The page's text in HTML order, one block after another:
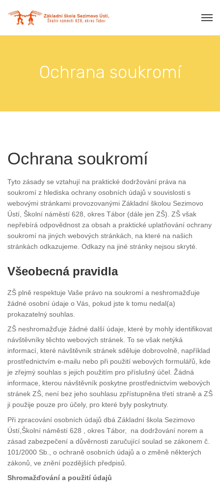
Ochrana soukromí
Ochrana soukromí
Tyto zásady se vztahují na praktické dodržování práva na
soukromí z hlediska ochrany osobních údajů v souvislosti s
webovými stránkami provozovanými Základní školou Sezimovo
Ústí, Školní náměstí 628, okres Tábor (dále jen ZŠ). ZŠ však
nepřebírá odpovědnost za obsah a praktické uplatňování ochrany
soukromí na jiných webových stránkách, na které na našich
stránkách odkazujeme. Odkazy na jiné stránky nejsou skryté.
Všeobecná pravidla
ZŠ plně respektuje Vaše právo na soukromí a neshromažďuje
žádné osobní údaje o Vás, pokud jste k tomu nedal(a)
prokazatelný souhlas.
ZŠ neshromažďuje žádné další údaje, které by mohly identifikovat
návštěvníky těchto webových stránek. To se však netýká
informací, které návštěvník stránek sděluje dobrovolně, například
prostřednictvím e-mailu nebo při použití webových formulářů, kde
je zřejmý souhlas s jejich použitím pro příslušný účel. Žádná
informace, kterou návštěvník poskytne prostřednictvím webových
stránek ZŠ, není bez jeho souhlasu zpřístupněna třetí straně a ZŠ
ji použije pouze pro účely, pro které byly poskytnuty.
Při zpracování osobních údajů dbá Základní škola Sezimovo
Ústí,Školní náměstí 628 , okres Tábor, na dodržování norem a
zásad zabezpečení a důvěrnosti zaručující soulad se zákonem č.
101/2000 Sb., o ochraně osobních údajů a o změně některých
zákonů, ve znění pozdějších předpisů.
Shromažďování a použití údajů